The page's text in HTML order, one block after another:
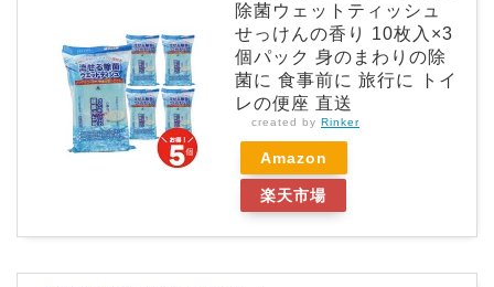
除菌ウェットティッシュ
せっけんの香り 10枚入×3
個パック 身のまわりの除
菌に 食事前に 旅行に トイ
レの便座 直送
created by Rinker
Amazon
楽天市場